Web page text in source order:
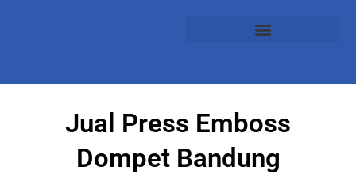
Jual Press Emboss
Dompet Bandung